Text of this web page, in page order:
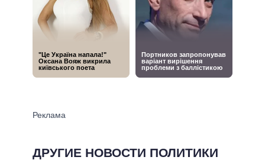
ДРУГИЕ НОВОСТИ ПОЛИТИКИ